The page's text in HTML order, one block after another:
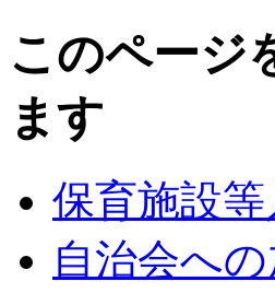
このページ
ます
保育施設
自治会へ